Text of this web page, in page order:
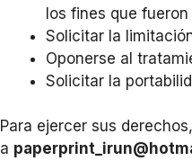
los fines que
Solicitar la
Oponerse al
Solicitar la
Para ejercer sus
a